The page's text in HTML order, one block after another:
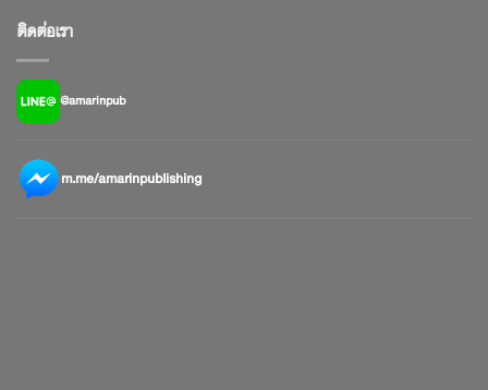
ติดต่อเรา
@amarinpub
m.me/amarinpublishing